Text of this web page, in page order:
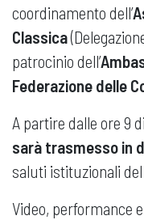
coordinamento dell’
Classica
patrocinio dell’
Federazione delle
A partire dalle ore 9
sarà trasmesso in
saluti istituzionali
Video, performance